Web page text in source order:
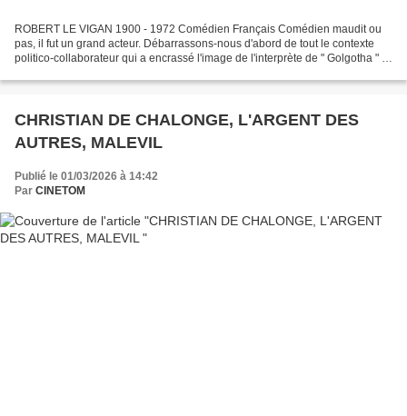
ROBERT LE VIGAN 1900 - 1972 Comédien Français Comédien maudit ou
pas, il fut un grand acteur. Débarrassons-nous d'abord de tout le contexte
politico-collaborateur qui a encrassé l'image de l'interprète de " Golgotha " et
CHRISTIAN DE CHALONGE, L'ARGENT DES
AUTRES, MALEVIL
Publié le 01/03/2026 à 14:42
Par CINETOM